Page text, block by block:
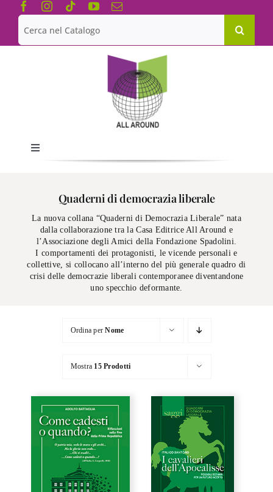
Salta
contenuto
Cerca
per:
Toggle
Navigation
Le Collane
Catalogo
Quaderni di democrazia liberale
La nuova collana “Quaderni di Democrazia Liberale” nata
dalla collaborazione tra la Casa Editrice All Around e
l’Associazione degli Amici della Fondazione Spadolini.
I comportamenti dei protagonisti, le vicende personali e
collettive, si collocano all’interno del più generale quadro di
crisi delle democrazie liberali contemporanee diventandone
uno specchio deformante.
Ordina perNome
Mostra 15 Prodotti